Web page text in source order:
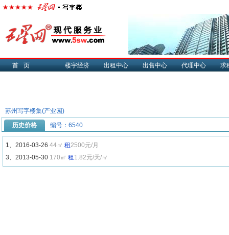
首页 楼宇经济 出租中心 出售中心 代理中心 求
苏州写字楼集(产业园)
历史价格
编号：6540
1、2016-03-26 44㎡ 租2500元/月
3、2013-05-30 170㎡ 租 1.82元/天/㎡